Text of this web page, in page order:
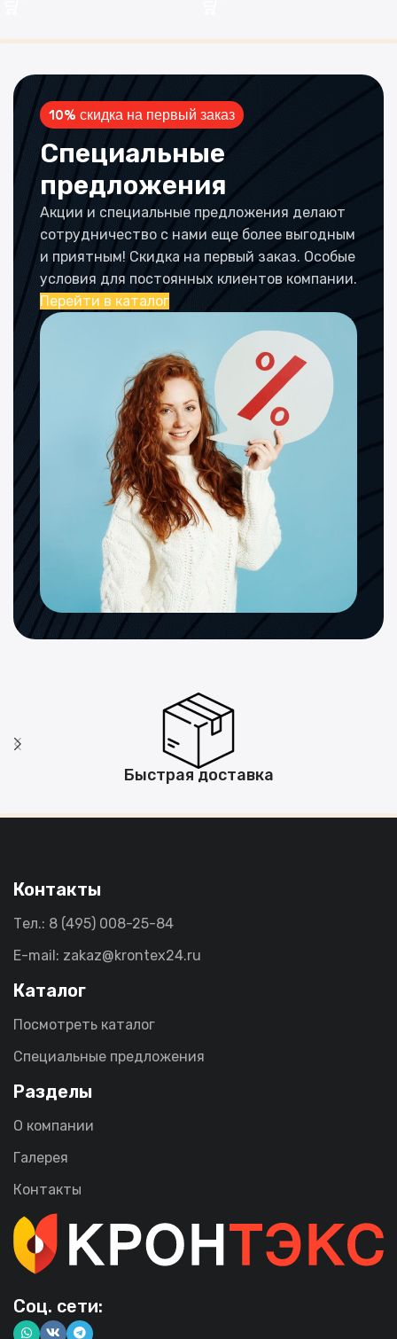
10% скидка на первый заказ
Специальные
предложения
Акции и специальные предложения делают
сотрудничество с нами еще более выгодным
и приятным! Скидка на первый заказ. Особые
условия для постоянных клиентов компании.
Перейти в каталог
Быстрая доставка
Контакты
Тел.: 8 (495) 008-25-84
E-mail: zakaz@krontex24.ru
Каталог
Посмотреть каталог
Специальные предложения
Разделы
О компании
Галерея
Контакты
Соц. сети: